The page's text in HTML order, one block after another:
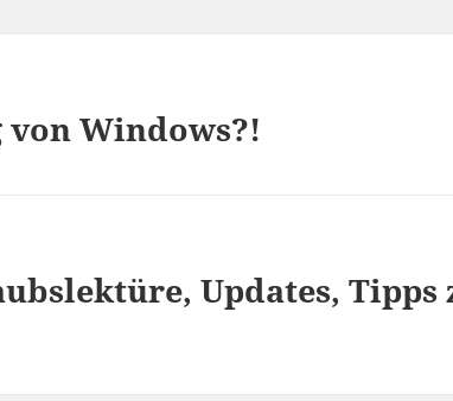
von Windows?!
Updates, Tipps